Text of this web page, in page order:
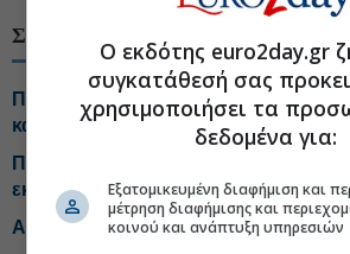
ΣΧΕΤΙΚΑ ΘΕΜΑΤΑ
Πληθωρισμός 3,4% με ανατιμήσεις-
και πετρέλαιο κίνησης
Ποιοι μετέχουν στην Πρωτοβουλία
εκπτώσεις δίνουν
Αλμα 26,3% στις εξαγωγές τον Ιούνιο
Ο εκδότης euro2day.gr
συγκατάθεσή σας
χρησιμοποιήσει τα
δεδομένα για:
Εξατομικευμένη διαφήμιση και
μέτρηση διαφήμισης και
κοινού και ανάπτυξη υπηρεσιών